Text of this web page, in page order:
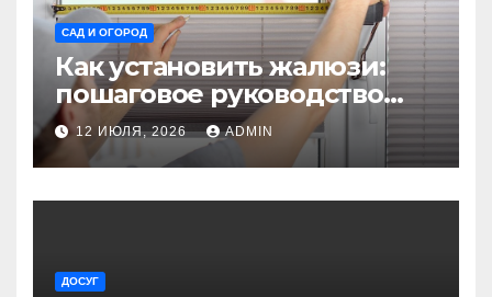
САД И ОГОРОД
Как установить жалюзи:
пошаговое руководство
для начинающих
12 ИЮЛЯ, 2026 ADMIN
ДОСУГ